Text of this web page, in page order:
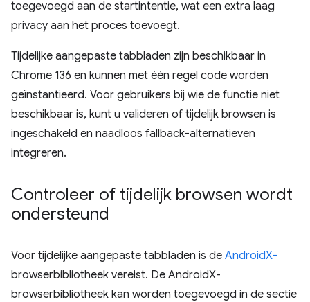
toegevoegd aan de startintentie, wat een extra laag
privacy aan het proces toevoegt.
Tijdelijke aangepaste tabbladen zijn beschikbaar in
Chrome 136 en kunnen met één regel code worden
geïnstantieerd. Voor gebruikers bij wie de functie niet
beschikbaar is, kunt u valideren of tijdelijk browsen is
ingeschakeld en naadloos fallback-alternatieven
integreren.
Controleer of tijdelijk browsen wordt
ondersteund
Voor tijdelijke aangepaste tabbladen is de AndroidX-
browserbibliotheek vereist. De AndroidX-
browserbibliotheek kan worden toegevoegd in de sectie